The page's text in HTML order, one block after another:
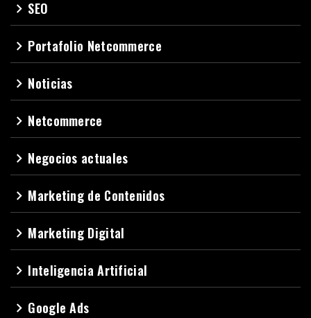
navigate_next SEO
navigate_next Portafolio Netcommerce
navigate_next Noticias
navigate_next Netcommerce
navigate_next Negocios actuales
navigate_next Marketing de Contenidos
navigate_next Marketing Digital
navigate_next Inteligencia Artificial
navigate_next Google Ads